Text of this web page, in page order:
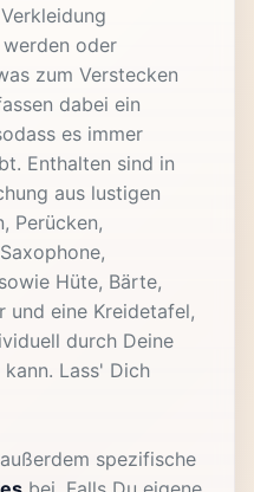
oder
zum Verstecken
dabei ein
es immer
Enthalten sind in
aus lustigen
Perücken,
Hüte, Bärte,
und eine Kreidetafel,
durch Deine
Lass' Dich
spezifische